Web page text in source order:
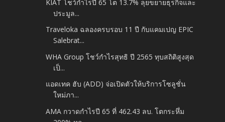
KIAT โชว์กำไรปี 65 โต 13.7% ลุยขยายธุรกิจและ
ประมูล...
Traveloka ฉลองครบรอบ 11 ปี กับแคมเปญ EPIC
Salebrat...
WHA Group โชว์กำไรสุทธิ ปี 2565 ทุบสถิติสูงสุด
เป็...
แอดเทค ฮับ (ADD) จ่อเปิดตัวให้บริการโซลูชั่น
ใหม่ภา...
AMA กวาดกำไรปี 65 ที่ 462.43 ลบ. โตกระหึ่ม